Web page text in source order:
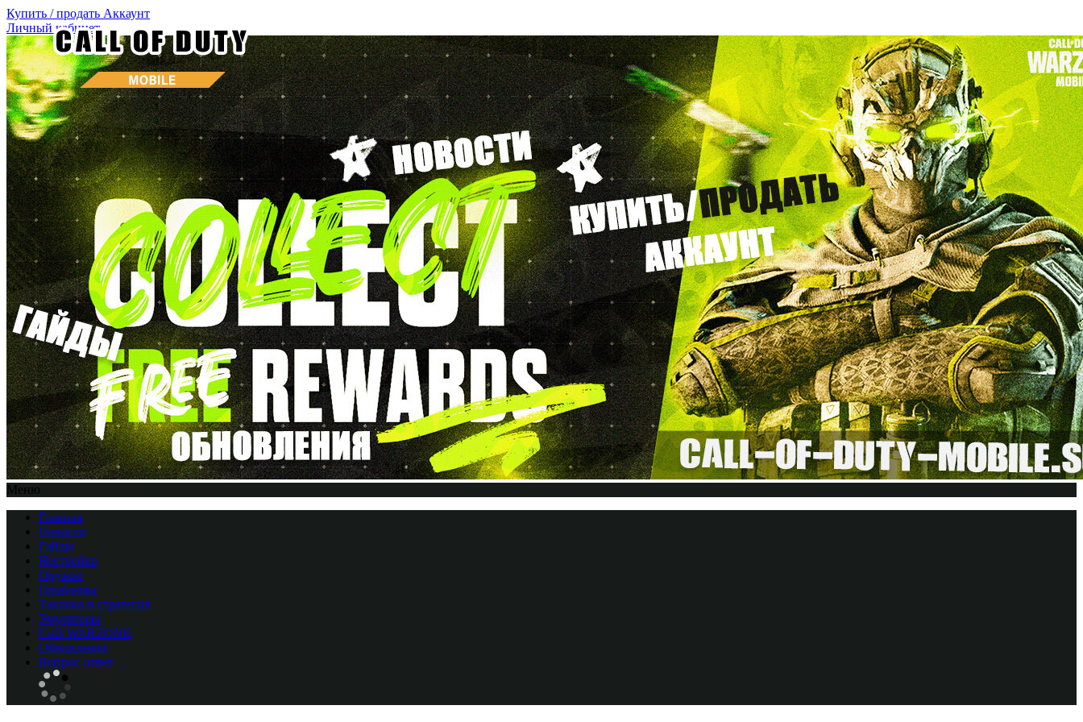
Купить / продать Аккаунт
Личный кабинет
Меню
Главная
Новости
Гайды
Настройка
Оружие
Проблемы
Тактика и стратегия
Эмуляторы
CоD WARZONE
Обновления
Вопрос-ответ